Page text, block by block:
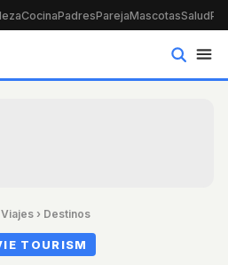
CocinaPadresParejaMascotasSalud
› Destinos
TOURISM